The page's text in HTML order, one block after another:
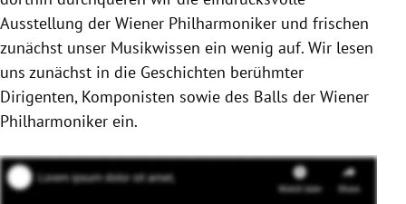
Ausstellung der Wiener Philharmoniker und frischen
zunächst unser Musikwissen ein wenig auf. Wir lesen
uns zunächst in die Geschichten berühmter
Dirigenten, Komponisten sowie des Balls der Wiener
Philharmoniker ein.